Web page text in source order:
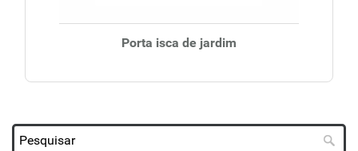
Porta isca de jardim